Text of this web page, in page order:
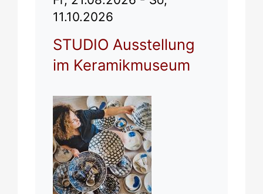
11.10.2026
STUDIO Ausstellung
im Keramikmuseum